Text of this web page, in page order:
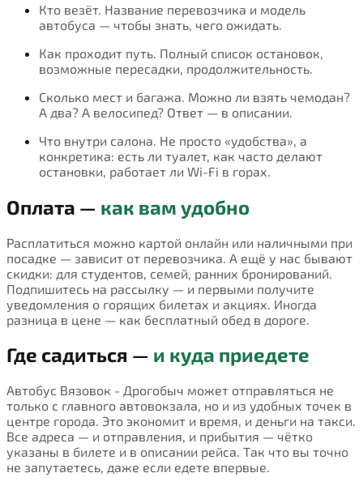
Кто везёт. Название перевозчика и модель
автобуса — чтобы знать, чего ожидать.
Как проходит путь. Полный список остановок,
возможные пересадки, продолжительность.
Сколько мест и багажа. Можно ли взять чемодан?
А два? А велосипед? Ответ — в описании.
Что внутри салона. Не просто «удобства», а
конкретика: есть ли туалет, как часто делают
остановки, работает ли Wi-Fi в горах.
Оплата — как вам удобно
Расплатиться можно картой онлайн или наличными при
посадке — зависит от перевозчика. А ещё у нас бывают
скидки: для студентов, семей, ранних бронирований.
Подпишитесь на рассылку — и первыми получите
уведомления о горящих билетах и акциях. Иногда
разница в цене — как бесплатный обед в дороге.
Где садиться — и куда приедете
Автобус Вязовок - Дрогобыч может отправляться не
только с главного автовокзала, но и из удобных точек в
центре города. Это экономит и время, и деньги на такси.
Все адреса — и отправления, и прибытия — чётко
указаны в билете и в описании рейса. Так что вы точно
не запутаетесь, даже если едете впервые.